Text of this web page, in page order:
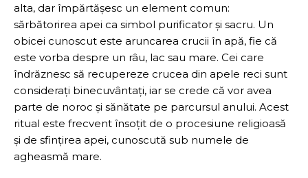
alta, dar împărtășesc un element comun:
sărbătorirea apei ca simbol purificator și sacru. Un
obicei cunoscut este aruncarea crucii în apă, fie că
este vorba despre un râu, lac sau mare. Cei care
îndrăznesc să recupereze crucea din apele reci sunt
considerați binecuvântați, iar se crede că vor avea
parte de noroc și sănătate pe parcursul anului. Acest
ritual este frecvent însoțit de o procesiune religioasă
și de sfințirea apei, cunoscută sub numele de
agheasmă mare.